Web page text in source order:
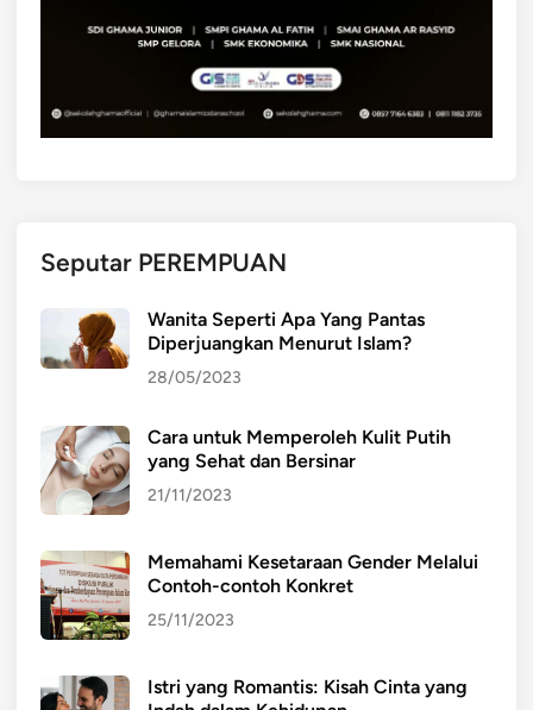
a
s
g
h
P
e
a
n
g
i
n
g
o
s
u
n
I
r
o
Seputar PEREMPUAN
Wanita Seperti Apa Yang Pantas
Diperjuangkan Menurut Islam?
28/05/2023
Cara untuk Memperoleh Kulit Putih
yang Sehat dan Bersinar
21/11/2023
Memahami Kesetaraan Gender Melalui
Contoh-contoh Konkret
25/11/2023
Istri yang Romantis: Kisah Cinta yang